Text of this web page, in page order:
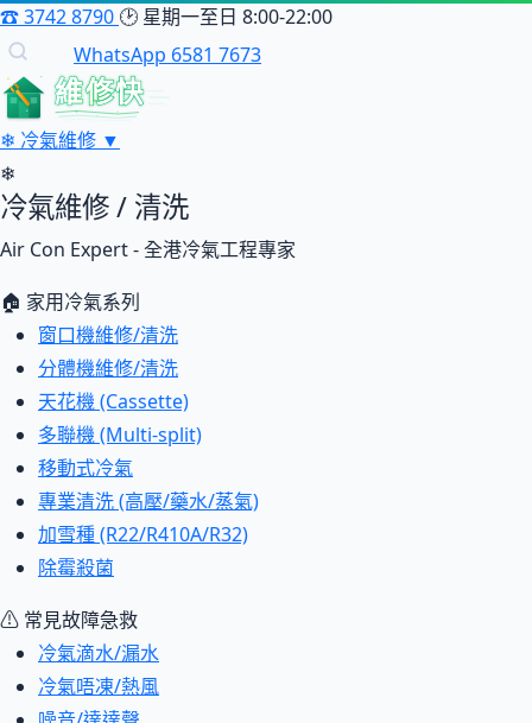
☎3742 8790 🕑 星期一至日 8:00-22:00
WhatsApp 6581 7673
維修快
❄ 冷氣維修 ▼
❄
冷氣維修 / 清洗
Air Con Expert - 全港冷氣工程專家
🏠 家用冷氣系列
窗口機維修/清洗
分體機維修/清洗
天花機 (Cassette)
多聯機 (Multi-split)
移動式冷氣
專業清洗 (高壓/藥水/蒸氣)
加雪種 (R22/R410A/R32)
除霉殺菌
⚠ 常見故障急救
冷氣滴水/漏水
冷氣唔凍/熱風